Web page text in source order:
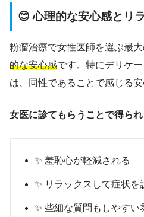
😊 心理的な安心感とリ
粉瘤治療で女性医師を選ぶ最
的な安心感です。特にデリケ
は、同性であることで感じる
女医に診てもらうことで得ら
✨ 羞恥心が軽減される
✨ リラックスして症状を
✨ 些細な質問もしやすい